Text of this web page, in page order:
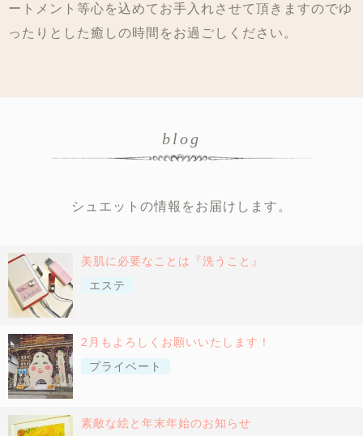
ートメント 等心を込めてお手入れさせて頂きますのでゆ
ったりとした癒しの時間をお過ごしください。
blog
シュエットの情報をお届けします。
美肌に必要なことは『洗うこと』
エステ
2月もよろしくお願いいたします！
プライベート
素敵な絵と年末年始のお知らせ